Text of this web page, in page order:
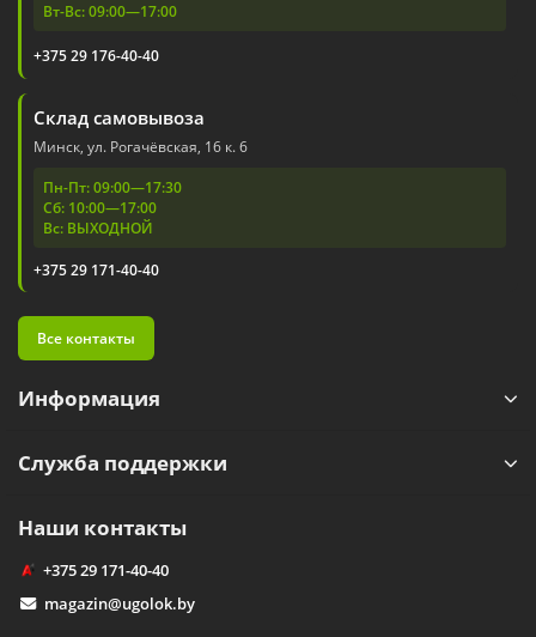
Вт-Вс: 09:00—17:00
+375 29 176-40-40
Склад самовывоза
Минск, ул. Рогачёвская, 16 к. 6
Пн-Пт: 09:00—17:30
Сб: 10:00—17:00
Вс: ВЫХОДНОЙ
+375 29 171-40-40
Все контакты
Информация
Служба поддержки
Наши контакты
+375 29 171-40-40
magazin@ugolok.by